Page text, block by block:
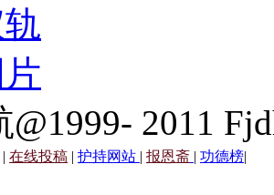
2011
| 在线投稿 | 护持网站 | 报恩斋 | 功德榜|